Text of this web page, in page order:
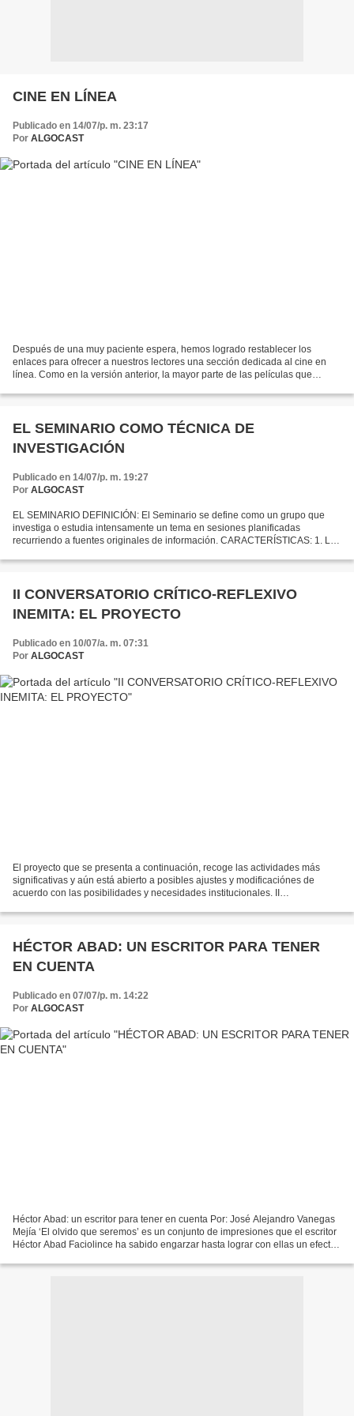
CINE EN LÍNEA
Publicado en 14/07/p. m. 23:17
Por ALGOCAST
Después de una muy paciente espera, hemos logrado restablecer los
enlaces para ofrecer a nuestros lectores una sección dedicada al cine en
línea. Como en la versión anterior, la mayor parte de las películas que
EL SEMINARIO COMO TÉCNICA DE
INVESTIGACIÓN
Publicado en 14/07/p. m. 19:27
Por ALGOCAST
EL SEMINARIO DEFINICIÓN: El Seminario se define como un grupo que
investiga o estudia intensamente un tema en sesiones planificadas
recurriendo a fuentes originales de información. CARACTERÍSTICAS: 1. Los
II CONVERSATORIO CRÍTICO-REFLEXIVO
INEMITA: EL PROYECTO
Publicado en 10/07/a. m. 07:31
Por ALGOCAST
El proyecto que se presenta a continuación, recoge las actividades más
significativas y aún está abierto a posibles ajustes y modificaciónes de
acuerdo con las posibilidades y necesidades institucionales. II
HÉCTOR ABAD: UN ESCRITOR PARA TENER
EN CUENTA
Publicado en 07/07/p. m. 14:22
Por ALGOCAST
Héctor Abad: un escritor para tener en cuenta Por: José Alejandro Vanegas
Mejía ‘El olvido que seremos’ es un conjunto de impresiones que el escritor
Héctor Abad Faciolince ha sabido engarzar hasta lograr con ellas un efecto